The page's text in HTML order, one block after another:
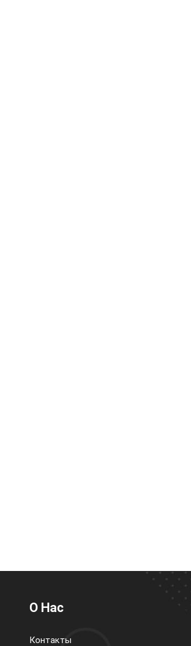
О Нас
Контакты